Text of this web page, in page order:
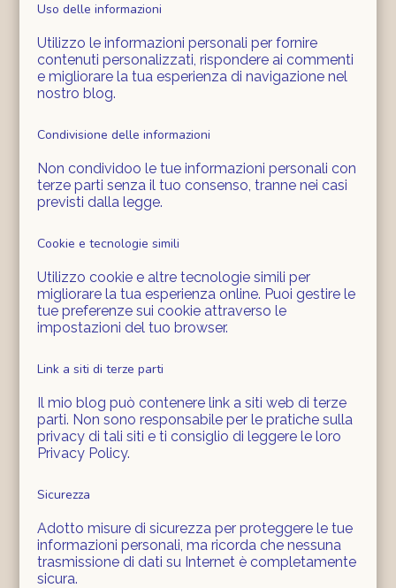
Uso delle informazioni
Utilizzo le informazioni personali per fornire
contenuti personalizzati, rispondere ai commenti
e migliorare la tua esperienza di navigazione nel
nostro blog.
Condivisione delle informazioni
Non condividoo le tue informazioni personali con
terze parti senza il tuo consenso, tranne nei casi
previsti dalla legge.
Cookie e tecnologie simili
Utilizzo cookie e altre tecnologie simili per
migliorare la tua esperienza online. Puoi gestire le
tue preferenze sui cookie attraverso le
impostazioni del tuo browser.
Link a siti di terze parti
Il mio blog può contenere link a siti web di terze
parti. Non sono responsabile per le pratiche sulla
privacy di tali siti e ti consiglio di leggere le loro
Privacy Policy.
Sicurezza
Adotto misure di sicurezza per proteggere le tue
informazioni personali, ma ricorda che nessuna
trasmissione di dati su Internet è completamente
sicura.